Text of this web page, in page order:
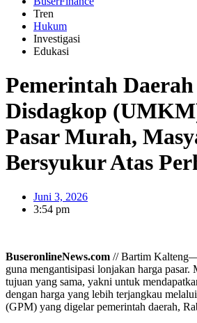
Tren
Hukum
Investigasi
Edukasi
Pemerintah
Disdagkop
Pasar Murah,
Bersyukur Atas
Juni 3, 2026
3:54 pm
BuseronlineNews.com // Bartim
guna mengantisipasi lonjakan harga pasar.
tujuan yang sama, yakni untuk
dengan harga yang lebih terjangkau
(GPM) yang digelar pemerintah daerah,